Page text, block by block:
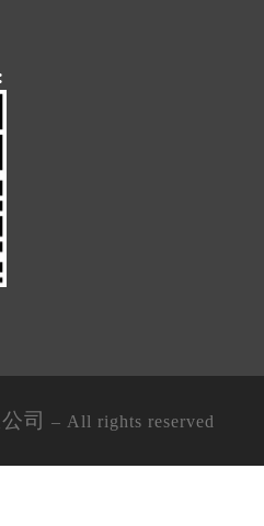
司 – All rights reserved